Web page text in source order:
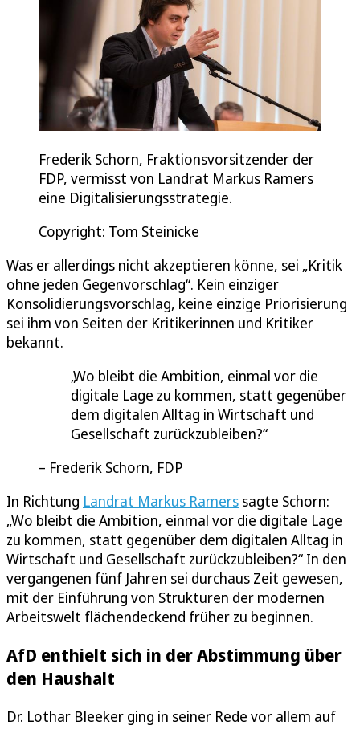
Frederik Schorn, Fraktionsvorsitzender der
FDP, vermisst von Landrat Markus Ramers
eine Digitalisierungsstrategie.
Copyright: Tom Steinicke
Was er allerdings nicht akzeptieren könne, sei „Kritik
ohne jeden Gegenvorschlag“. Kein einziger
Konsolidierungsvorschlag, keine einzige Priorisierung
sei ihm von Seiten der Kritikerinnen und Kritiker
bekannt.
Wo bleibt die Ambition, einmal vor die
digitale Lage zu kommen, statt gegenüber
dem digitalen Alltag in Wirtschaft und
Gesellschaft zurückzubleiben?
Frederik Schorn, FDP
In Richtung Landrat Markus Ramers sagte Schorn:
„Wo bleibt die Ambition, einmal vor die digitale Lage
zu kommen, statt gegenüber dem digitalen Alltag in
Wirtschaft und Gesellschaft zurückzubleiben?“ In den
vergangenen fünf Jahren sei durchaus Zeit gewesen,
mit der Einführung von Strukturen der modernen
Arbeitswelt flächendeckend früher zu beginnen.
AfD enthielt sich in der Abstimmung über
den Haushalt
Dr. Lothar Bleeker ging in seiner Rede vor allem auf